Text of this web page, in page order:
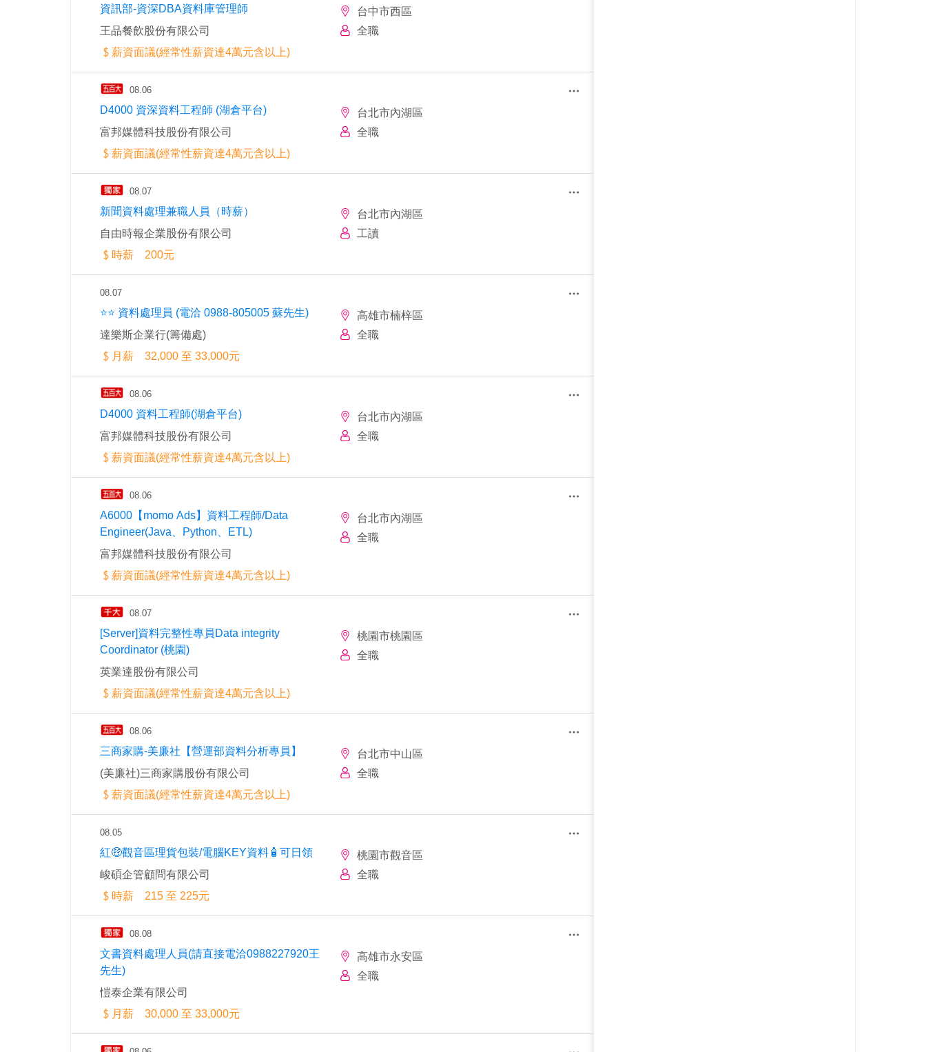
資訊部-資深DBA資料庫管理師
王品餐飲股份有限公司
薪資面議(經常性薪資達4萬元含以上)
台中市西區
全職
08.06
D4000 資深資料工程師 (湖倉平台)
富邦媒體科技股份有限公司
薪資面議(經常性薪資達4萬元含以上)
台北市內湖區
全職
08.07
新聞資料處理兼職人員（時薪）
自由時報企業股份有限公司
時薪 200元
台北市內湖區
工讀
08.07
⭐⭐ 資料處理員 (電洽 0988-805005 蘇先生)
達樂斯企業行(籌備處)
月薪 32,000 至 33,000元
高雄市楠梓區
全職
08.06
D4000 資料工程師(湖倉平台)
富邦媒體科技股份有限公司
薪資面議(經常性薪資達4萬元含以上)
台北市內湖區
全職
08.06
A6000【momo Ads】資料工程師/Data
Engineer(Java、Python、ETL)
富邦媒體科技股份有限公司
薪資面議(經常性薪資達4萬元含以上)
台北市內湖區
全職
08.07
[Server]資料完整性專員Data integrity
Coordinator (桃園)
英業達股份有限公司
薪資面議(經常性薪資達4萬元含以上)
桃園市桃園區
全職
08.06
三商家購-美廉社【營運部資料分析專員】
(美廉社)三商家購股份有限公司
薪資面議(經常性薪資達4萬元含以上)
台北市中山區
全職
08.05
紅🤑觀音區理貨包裝/電腦KEY資料🧴可日領
峻碩企管顧問有限公司
時薪 215 至 225元
桃園市觀音區
全職
08.08
文書資料處理人員(請直接電洽0988227920王
先生)
愷泰企業有限公司
月薪 30,000 至 33,000元
高雄市永安區
全職